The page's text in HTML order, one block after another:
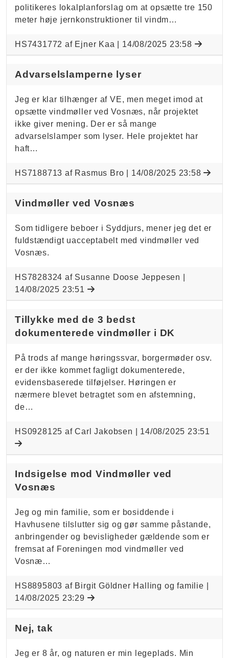
politikeres lokalplanforslag om at opsætte tre 150
meter høje jernkonstruktioner til vindm…
HS7431772 af Ejner Kaa | 14/08/2025 23:58
Advarselslamperne lyser
Jeg er klar tilhænger af VE, men meget imod at
opsætte vindmøller ved Vosnæs, når projektet
ikke giver mening. Der er så mange
advarselslamper som lyser. Hele projektet har
haft…
HS7188713 af Rasmus Bro | 14/08/2025 23:58
Vindmøller ved Vosnæs
Som tidligere beboer i Syddjurs, mener jeg det er
fuldstændigt uacceptabelt med vindmøller ved
Vosnæs.
HS7828324 af Susanne Doose Jeppesen |
14/08/2025 23:51
Tillykke med de 3 bedst
dokumenterede vindmøller i DK
På trods af mange høringssvar, borgermøder osv.
er der ikke kommet fagligt dokumenterede,
evidensbaserede tilføjelser. Høringen er
nærmere blevet betragtet som en afstemning,
de…
HS0928125 af Carl Jakobsen | 14/08/2025 23:51
Indsigelse mod Vindmøller ved
Vosnæs
Jeg og min familie, som er bosiddende i
Havhusene tilslutter sig og gør samme påstande,
anbringender og bevisligheder gældende som er
fremsat af Foreningen mod vindmøller ved
Vosnæ…
HS8895803 af Birgit Göldner Halling og familie |
14/08/2025 23:29
Nej, tak
Jeg er 8 år, og naturen er min legeplads. Min